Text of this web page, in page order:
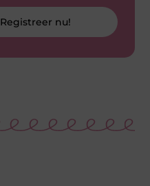
Registreer nu!